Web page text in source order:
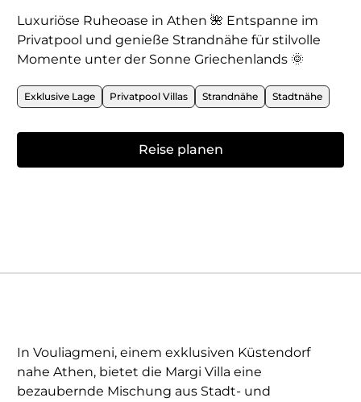
Luxuriöse Ruheoase in Athen 🌺 Entspanne im
Privatpool und genieße Strandnähe für stilvolle
Momente unter der Sonne Griechenlands 🌞
Exklusive Lage Privatpool Villas Strandnähe Stadtnähe
Reise planen
In Vouliagmeni, einem exklusiven Küstendorf
nahe Athen, bietet die Margi Villa eine
bezaubernde Mischung aus Stadt- und